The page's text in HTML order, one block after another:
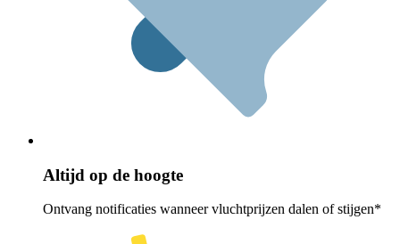
Altijd op de hoogte
Ontvang notificaties wanneer vluchtprijzen dalen of stijgen*